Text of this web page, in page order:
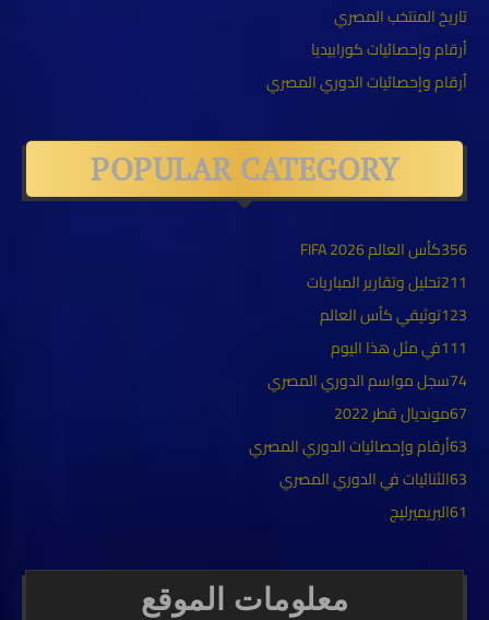
تاريخ المنتخب المصري
أرقام وإحصائيات كورابيديا
أرقام وإحصائيات الدوري المصري
POPULAR CATEGORY
كأس العالم FIFA 2026356
تحليل وتقارير المباريات211
توثيقي كأس العالم123
في مثل هذا اليوم111
سجل مواسم الدوري المصري74
مونديال قطر 202267
أرقام وإحصائيات الدوري المصري63
الثنائيات في الدوري المصري63
البريميرليج61
معلومات الموقع